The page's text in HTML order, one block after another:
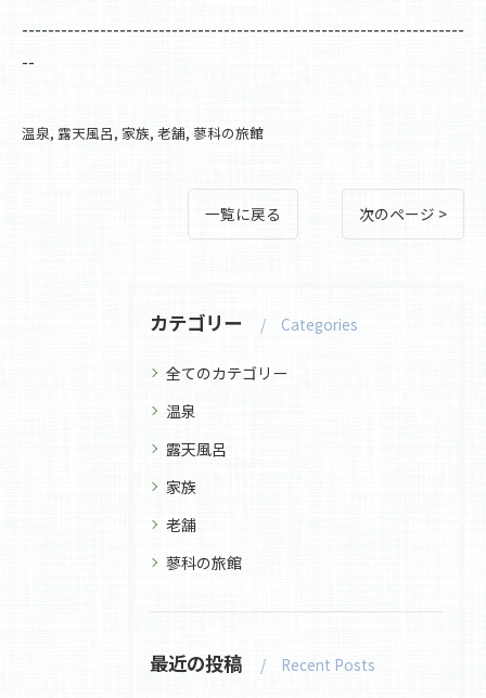
--------------------------------------------------------------------
--
温泉 露天風呂 家族 老舗 蓼科の旅館
一覧に戻る 次のページ >
カテゴリー Categories
全てのカテゴリー
温泉
露天風呂
家族
老舗
蓼科の旅館
最近の投稿 Recent Posts